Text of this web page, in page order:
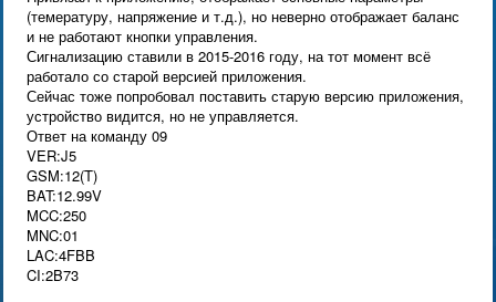
(темературу, напряжение и т.д.), но неверно отображает баланс
и не работают кнопки управления.
Сигнализацию ставили в 2015-2016 году, на тот момент всё
работало со старой версией приложения.
Сейчас тоже попробовал поставить старую версию приложения,
устройство видится, но не управляется.
Ответ на команду 09
VER:J5
GSM:12(T)
BAT:12.99V
MCC:250
MNC:01
LAC:4FBB
CI:2B73